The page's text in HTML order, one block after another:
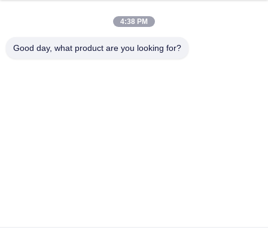
4:38 PM
Good day, what product are you looking for?